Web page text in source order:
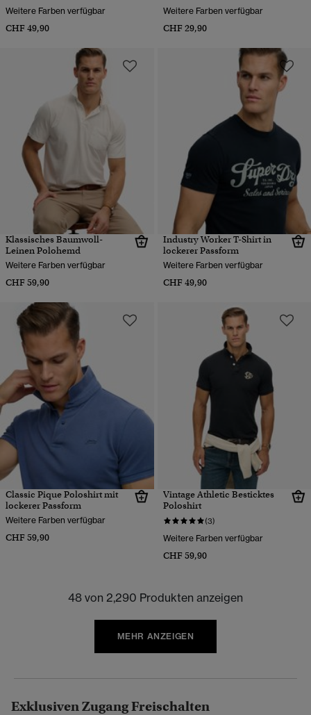
Weitere Farben verfügbar
CHF 49,90
Weitere Farben verfügbar
CHF 29,90
Klassisches Baumwoll-
Leinen Polohemd
Weitere Farben verfügbar
CHF 59,90
Industry Worker T-Shirt in
lockerer Passform
Weitere Farben verfügbar
CHF 49,90
Classic Pique Poloshirt mit
lockerer Passform
Weitere Farben verfügbar
CHF 59,90
Vintage Athletic Besticktes
Poloshirt
(3)
Weitere Farben verfügbar
CHF 59,90
48 von 2,290 Produkten anzeigen
MEHR ANZEIGEN
Exklusiven Zugang Freischalten